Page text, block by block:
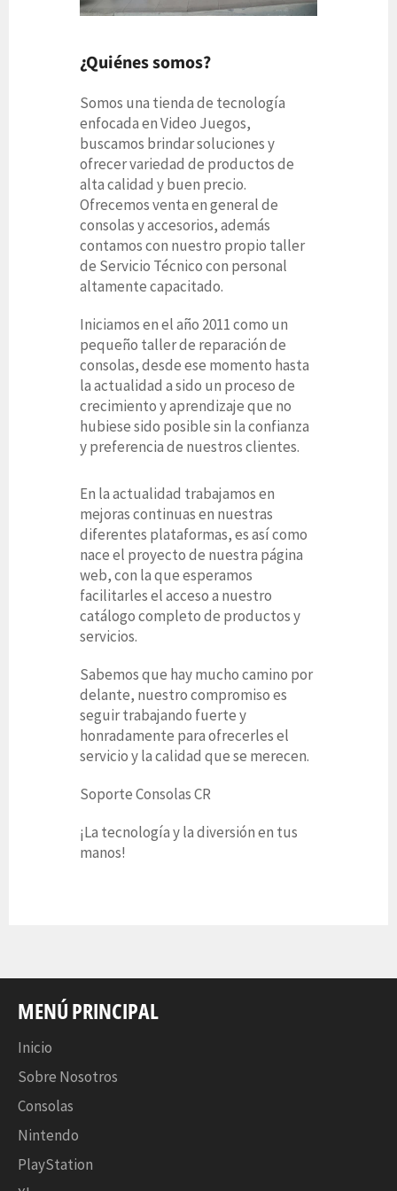
¿Quiénes somos?
Somos una tienda de tecnología
enfocada en Video Juegos,
buscamos brindar soluciones y
ofrecer variedad de productos de
alta calidad y buen precio.
Ofrecemos venta en general de
consolas y accesorios, además
contamos con nuestro propio taller
de Servicio Técnico con personal
altamente capacitado.
Iniciamos en el año 2011 como un
pequeño taller de reparación de
consolas, desde ese momento hasta
la actualidad a sido un proceso de
crecimiento y aprendizaje que no
hubiese sido posible sin la confianza
y preferencia de nuestros clientes.
En la actualidad trabajamos en
mejoras continuas en nuestras
diferentes plataformas, es así como
nace el proyecto de nuestra página
web, con la que esperamos
facilitarles el acceso a nuestro
catálogo completo de productos y
servicios.
Sabemos que hay mucho camino por
delante, nuestro compromiso es
seguir trabajando fuerte y
honradamente para ofrecerles el
servicio y la calidad que se merecen.
Soporte Consolas CR
¡La tecnología y la diversión en tus
manos!
MENÚ PRINCIPAL
Inicio
Sobre Nosotros
Consolas
Nintendo
PlayStation